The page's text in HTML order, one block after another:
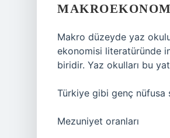
Makro düzeyde yaz
ekonomisi literatüründe
biridir. Yaz okulları bu
Türkiye gibi genç nüfusa
Mezuniyet oranları